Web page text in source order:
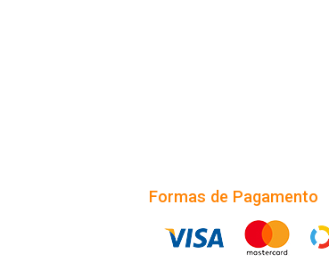
Formas de Pagamento